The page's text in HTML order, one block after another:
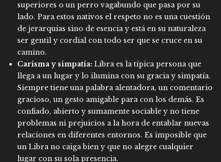
superiores o un perro vagabundo que pasa por su
lado. Para estos nativos el respeto no es una cuestión
de jerarquías sino de esencia y está en su naturaleza
ser gentil y cordial con todo ser que se cruce en su
camino.
Carisma y simpatía: Libra es la típica persona que
llega a un lugar y lo ilumina con su gracia y simpatía.
Siempre tiene una palabra alentadora, un comentario
gracioso, un gesto amigable para con los demás. Es
confiado, abierto y sumamente sociable y no tiene
problemas ni prejuicios a la hora de entablar nuevas
relaciones en diferentes entornos. Es imposible que
un Libra no caiga bien y que no alegre cualquier
lugar con su sola presencia.